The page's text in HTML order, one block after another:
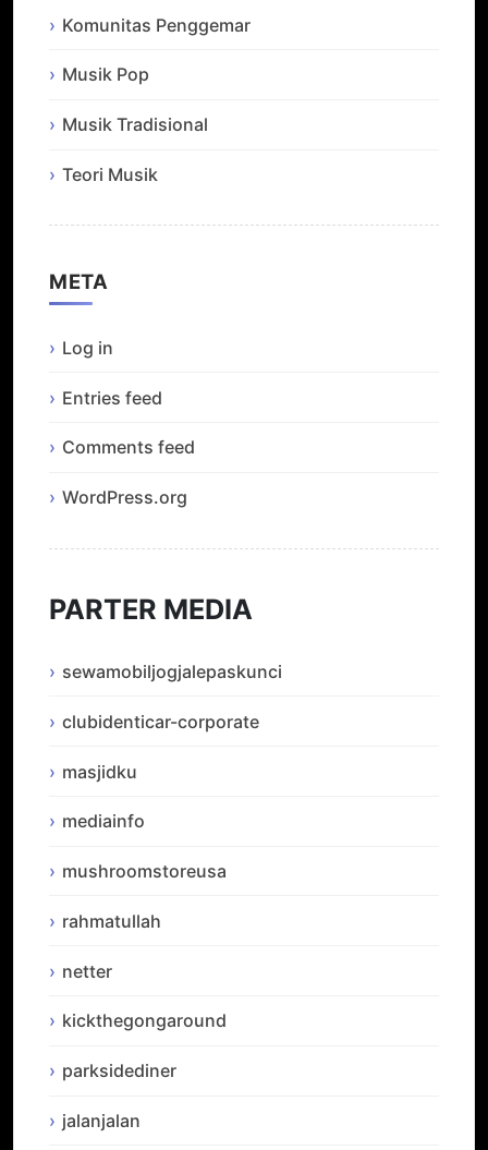
Komunitas Penggemar
Musik Pop
Musik Tradisional
Teori Musik
META
Log in
Entries feed
Comments feed
WordPress.org
PARTER MEDIA
sewamobiljogjalepaskunci
clubidenticar-corporate
masjidku
mediainfo
mushroomstoreusa
rahmatullah
netter
kickthegongaround
parksidediner
jalanjalan